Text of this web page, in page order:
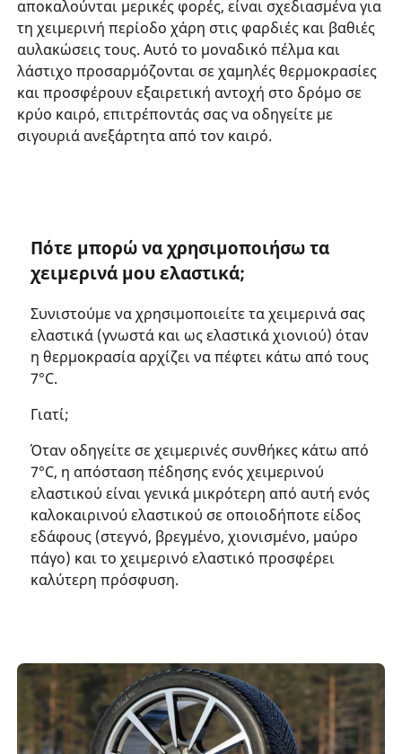
αποκαλούνται μερικές φορές, είναι σχεδιασμένα για
τη χειμερινή περίοδο χάρη στις φαρδιές και βαθιές
αυλακώσεις τους. Αυτό το μοναδικό πέλμα και
λάστιχο προσαρμόζονται σε χαμηλές θερμοκρασίες
και προσφέρουν εξαιρετική αντοχή στο δρόμο σε
κρύο καιρό, επιτρέποντάς σας να οδηγείτε με
σιγουριά ανεξάρτητα από τον καιρό.
Πότε μπορώ να χρησιμοποιήσω τα
χειμερινά μου ελαστικά;
Συνιστούμε να χρησιμοποιείτε τα χειμερινά σας
ελαστικά (γνωστά και ως ελαστικά χιονιού) όταν
η θερμοκρασία αρχίζει να πέφτει κάτω από τους
7°C.
Γιατί;
Όταν οδηγείτε σε χειμερινές συνθήκες κάτω από
7°C, η απόσταση πέδησης ενός χειμερινού
ελαστικού είναι γενικά μικρότερη από αυτή ενός
καλοκαιρινού ελαστικού σε οποιοδήποτε είδος
εδάφους (στεγνό, βρεγμένο, χιονισμένο, μαύρο
πάγο) και το χειμερινό ελαστικό προσφέρει
καλύτερη πρόσφυση.